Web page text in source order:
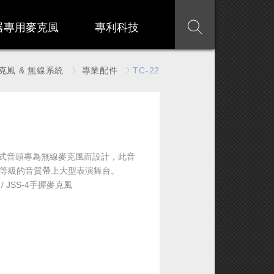
專用麥克風 專利科技
風 & 無線系統 專業配件 TC-22
音頭專為無線麥克風而設計，此音
級的音質帶上大型表演舞台。
JSS-4手握麥克風